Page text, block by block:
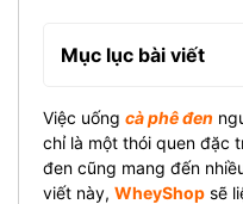
Mục lục bài viết
Việc uống cà phê đen
chỉ là một thói quen đặc
đen cũng mang đến
viết này, WheyShop sẽ